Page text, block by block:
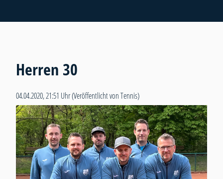
Herren 30
04.04.2020, 21:51 Uhr(Veröffentlicht von Tennis)